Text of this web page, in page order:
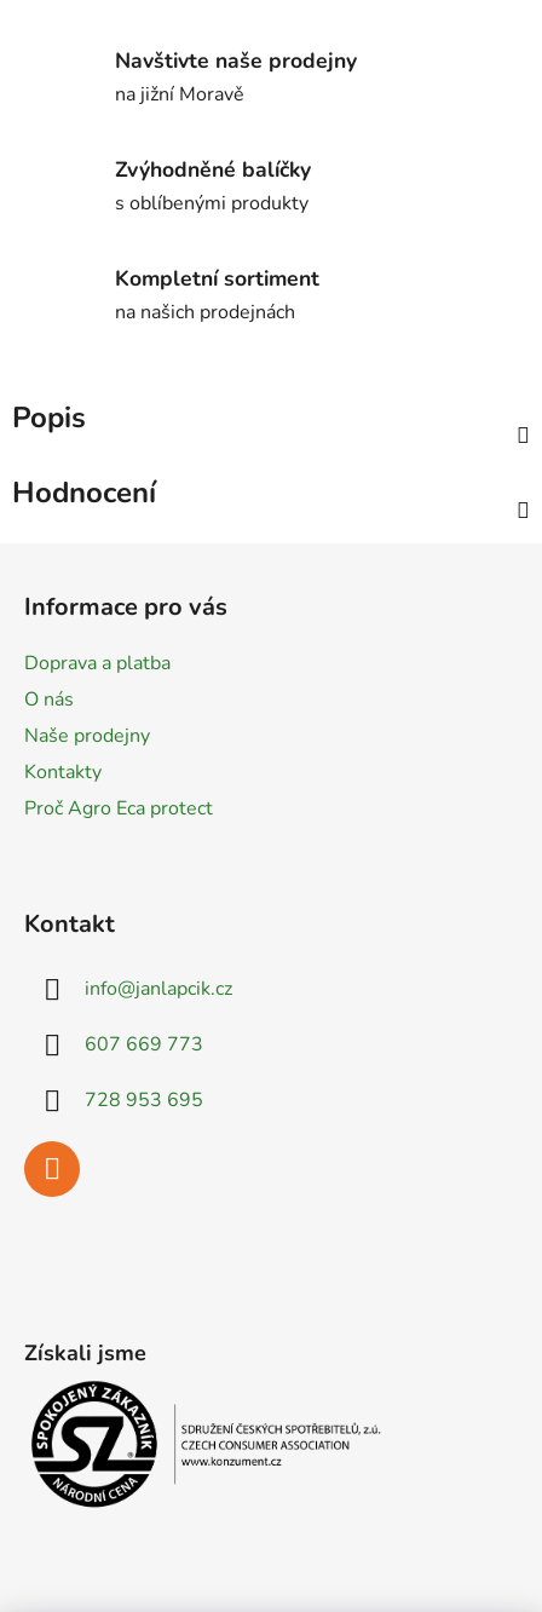
Navštivte naše prodejny
na jižní Moravě
Zvýhodněné balíčky
s oblíbenými produkty
Kompletní sortiment
na našich prodejnách
Popis
Hodnocení
Informace pro vás
Doprava a platba
O nás
Naše prodejny
Kontakty
Proč Agro Eca protect
Kontakt
info@janlapcik.cz
607 669 773
728 953 695
Získali jsme